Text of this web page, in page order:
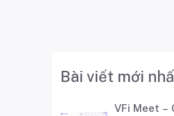
Bài viết mới
VFi Meet –